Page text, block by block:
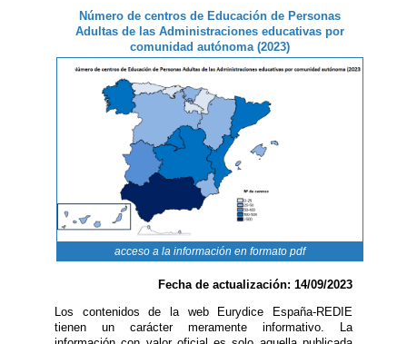
Número de centros de Educación de Personas
Adultas de las Administraciones educativas por
comunidad autónoma (2023)
acceso a la información en formato pdf
Fecha de actualización: 14/09/2023
Los contenidos de la web Eurydice España-REDIE
tienen un carácter meramente informativo. La